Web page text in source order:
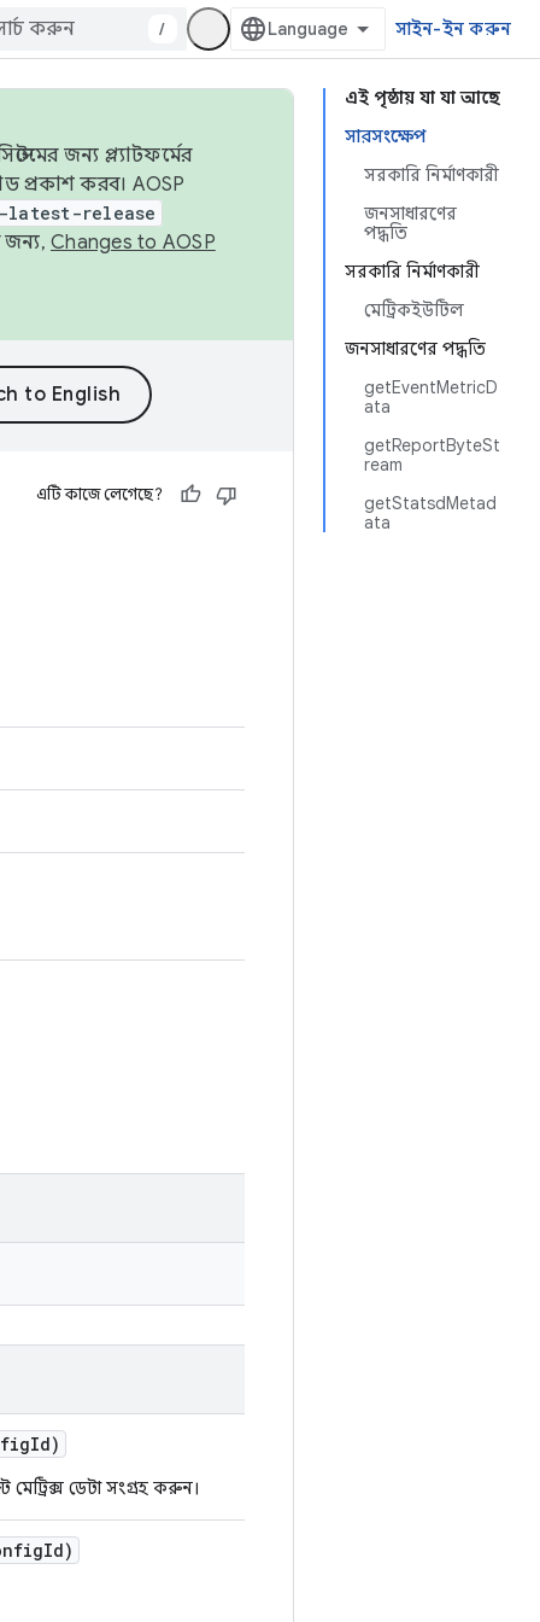
/ সাইন-ইন করুন
এই পৃষ্ঠায় যা যা আছে
সারসংক্ষেপ
সরকারি নির্মাণকারী
জনসাধারণের
পদ্ধতি
সরকারি নির্মাণকারী
মেট্রিকইউটিল
জনসাধারণের পদ্ধতি
getEventMetricD
ata
getReportByteSt
ream
getStatsdMetad
ata
জন্য প্ল্যাটফর্মের
প্রকাশ করব। AOSP
latest-release
জন্য, Changes to AOSP
এটি কাজে লেগেছে?
Id)
ডেটা সংগ্রহ করুন।
Id)